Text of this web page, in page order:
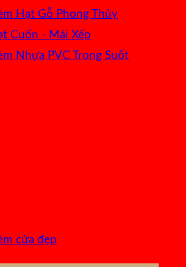
Hạt Gỗ Phong Thủy
Cuốn - Mái Xếp
Nhựa PVC Trong Suốt